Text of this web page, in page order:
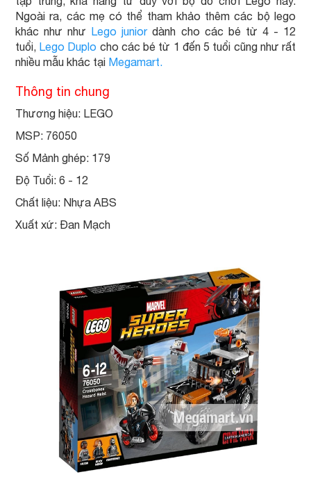
Ngoài ra, các mẹ có thể tham khảo thêm các bộ lego
khác như như Lego juniordành cho các bé từ 4 - 12
tuổi, Lego Duplo cho các bé từ 1 đến 5 tuổi cũng như rất
nhiều mẫu khác tại Megamart.
Thông tin chung
Thương hiệu: LEGO
MSP: 76050
Số Mảnh ghép: 179
Độ Tuổi: 6 - 12
Chất liệu: Nhựa ABS
Xuất xứ: Đan Mạch